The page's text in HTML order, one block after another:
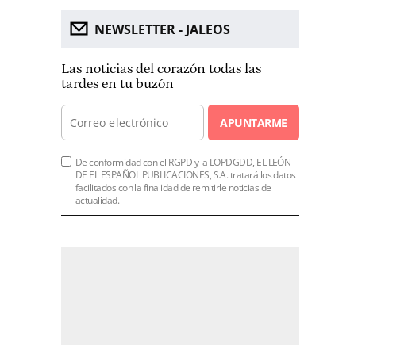
NEWSLETTER - JALEOS
Las noticias del corazón todas las
tardes en tu buzón
APUNTARME
De conformidad con el RGPD y la LOPDGDD, EL LEÓN
DE EL ESPAÑOL PUBLICACIONES, S.A. tratará los datos
facilitados con la finalidad de remitirle noticias de
actualidad.